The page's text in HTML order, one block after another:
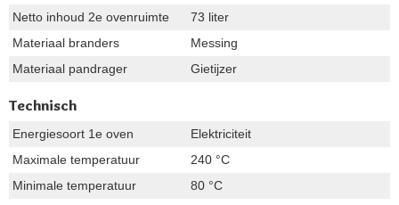
Netto inhoud 2e ovenruimte
73 liter
Materiaal branders
Messing
Materiaal pandrager
Gietijzer
Technisch
Energiesoort 1e oven
Elektriciteit
Maximale temperatuur
240 °C
Minimale temperatuur
80 °C